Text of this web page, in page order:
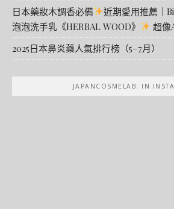
日本藥妝木調香必備
近期愛用推薦｜
泡泡洗手乳《HERBAL WOOD》
超像
2025日本鼻炎藥人氣排行榜（5–7月）
JAPANCOSMELAB. IN